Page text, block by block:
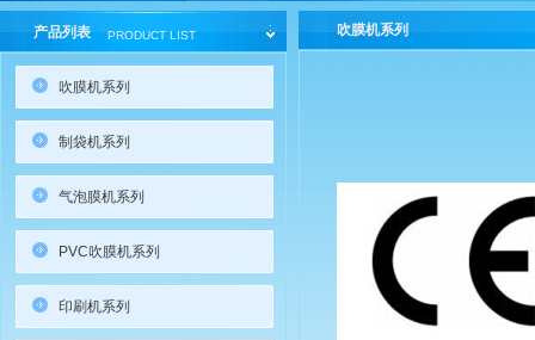
吹膜机系列
产品列表 PRODUCT LIST
吹膜机系列
制袋机系列
气泡膜机系列
PVC吹膜机系列
印刷机系列